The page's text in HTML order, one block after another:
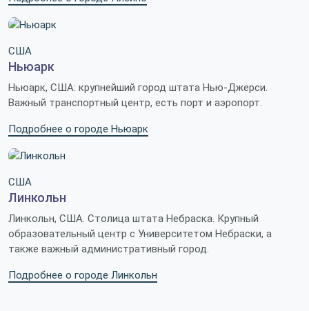
США
Ньюарк
Ньюарк, США: крупнейший город штата Нью-Джерси.
Важный транспортный центр, есть порт и аэропорт.
Подробнее о городе Ньюарк
США
Линкольн
Линкольн, США. Столица штата Небраска. Крупный
образовательный центр с Университетом Небраски, а
также важный административный город.
Подробнее о городе Линкольн